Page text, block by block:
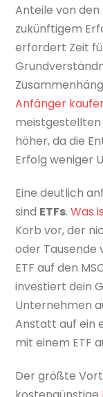
Anteile von den
zukünftigem
erfordert Zeit
Anfänger
meistgestellten
höher, da die
Erfolg weniger
Eine deutlich
sind ETFs.Was
Korb vor, der
oder Tausende
ETF auf den
investiert dein
Unternehmen
Anstatt auf ein
mit einem ETF
Der größte